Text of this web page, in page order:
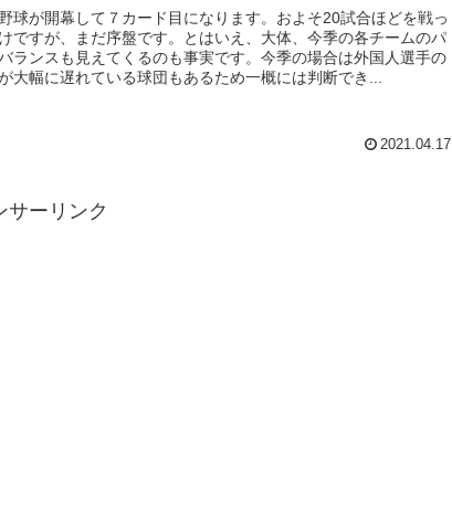
球が開幕して７カード目になります。およそ20試合ほどを戦っ
ですが、まだ序盤です。とはいえ、大体、今季の各チームのパ
ランスも見えてくるのも事実です。今季の場合は外国人選手の
大幅に遅れている球団もあるため一概には判断でき...
2021.04.17
サーリンク